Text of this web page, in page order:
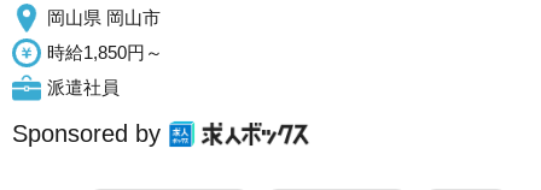
岡山県 岡山市
時給1,850円～
派遣社員
Sponsored by